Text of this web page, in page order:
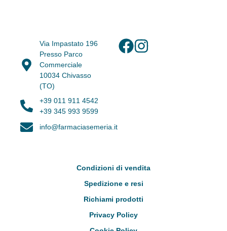
Via Impastato 196
Presso Parco
Commerciale
10034 Chivasso
(TO)
+39 011 911 4542
+39 345 993 9599
info@farmaciasemeria.it
Condizioni di vendita
Spedizione e resi
Richiami prodotti
Privacy Policy